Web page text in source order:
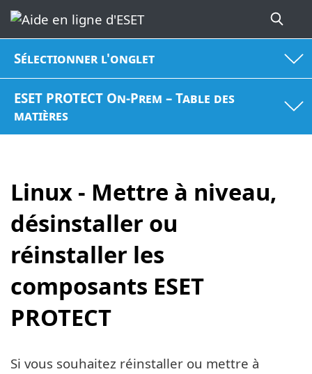
Sélectionner l'onglet
ESET PROTECT On-Prem – Table des
matières
Linux - Mettre à niveau,
désinstaller ou
réinstaller les
composants ESET
PROTECT
Si vous souhaitez réinstaller ou mettre à